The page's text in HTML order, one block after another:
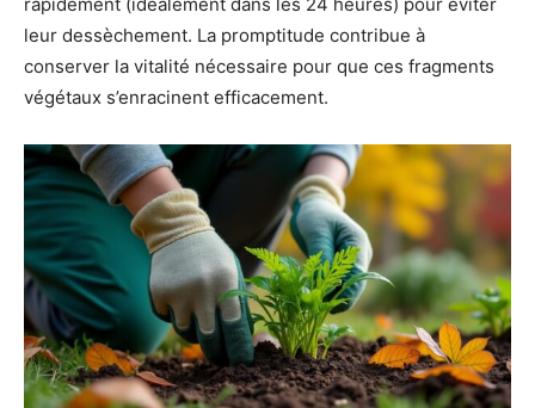
leur dessèchement. La promptitude contribue à
conserver la vitalité nécessaire pour que ces fragments
végétaux s’enracinent efficacement.